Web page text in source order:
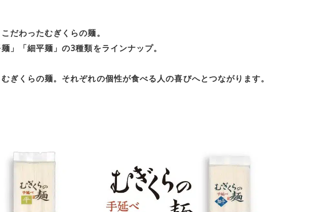
だわったむぎくらの麺。
」「細平麺」の3種類をラインナップ。
くらの麺。それぞれの個性が食べる人の喜びへとつながります。